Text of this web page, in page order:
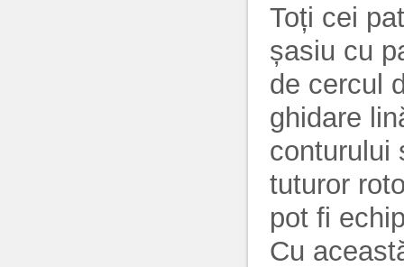
Toți cei
șasiu cu
de cercul
ghidare
conturului
tuturor
pot fi
Cu